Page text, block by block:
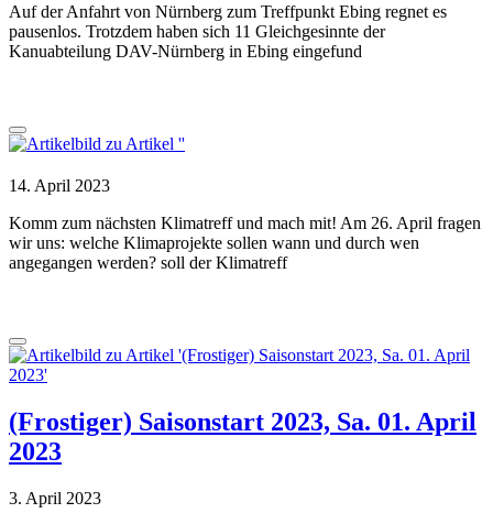
Auf der Anfahrt von Nürnberg zum Treffpunkt Ebing regnet es
pausenlos. Trotzdem haben sich 11 Gleichgesinnte der
Kanuabteilung DAV-Nürnberg in Ebing eingefund
14. April 2023
Komm zum nächsten Klimatreff und mach mit! Am 26. April fragen
wir uns: welche Klimaprojekte sollen wann und durch wen
angegangen werden? soll der Klimatreff
(Frostiger) Saisonstart 2023, Sa. 01. April
2023
3. April 2023